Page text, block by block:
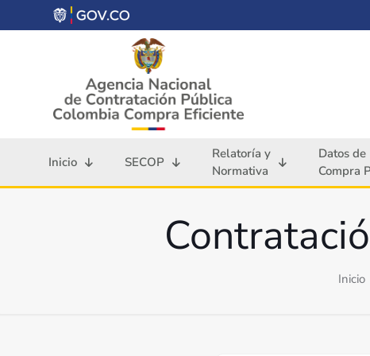
Inicio SECOP
Relatoría y
Normativa
Datos de
Compra
Inicio